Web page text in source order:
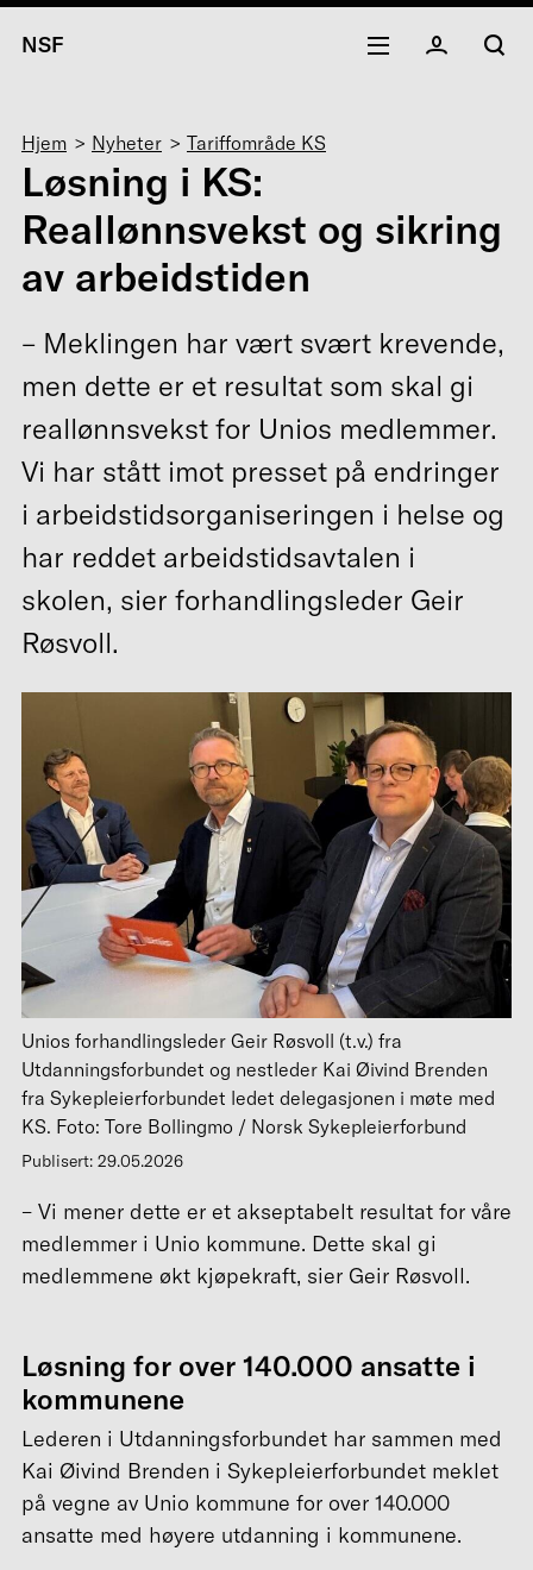
NSF
Navigasjonssti
Hjem Nyheter Tariffområde KS
Løsning i KS:
Reallønnsvekst og sikring
av arbeidstiden
– Meklingen har vært svært krevende,
men dette er et resultat som skal gi
reallønnsvekst for Unios medlemmer.
Vi har stått imot presset på endringer
i arbeidstidsorganiseringen i helse og
har reddet arbeidstidsavtalen i
skolen, sier forhandlingsleder Geir
Røsvoll.
Unios forhandlingsleder Geir Røsvoll (t.v.) fra
Utdanningsforbundet og nestleder Kai Øivind Brenden
fra Sykepleierforbundet ledet delegasjonen i møte med
KS. Foto: Tore Bollingmo / Norsk Sykepleierforbund
Publisert: 29.05.2026
– Vi mener dette er et akseptabelt resultat for våre
medlemmer i Unio kommune. Dette skal gi
medlemmene økt kjøpekraft, sier Geir Røsvoll.
Løsning for over 140.000 ansatte i
kommunene
Lederen i Utdanningsforbundet har sammen med
Kai Øivind Brenden i Sykepleierforbundet meklet
på vegne av Unio kommune for over 140.000
ansatte med høyere utdanning i kommunene.